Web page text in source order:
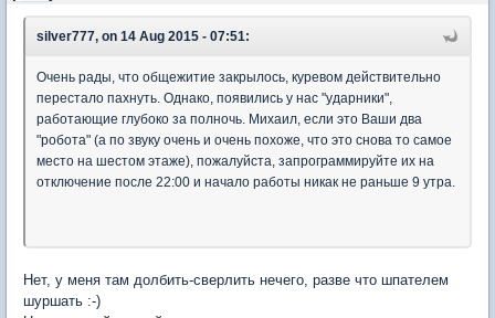
silver777, on 14 Aug 2015 - 07:51:
Очень рады, что общежитие закрылось, куревом действительно
перестало пахнуть. Однако, появились у нас "ударники",
работающие глубоко за полночь. Михаил, если это Ваши два
"робота" (а по звуку очень и очень похоже, что это снова то самое
место на шестом этаже), пожалуйста, запрограммируйте их на
отключение после 22:00 и начало работы никак не раньше 9 утра.
Нет, у меня там долбить-сверлить нечего, разве что шпателем
шуршать :-)